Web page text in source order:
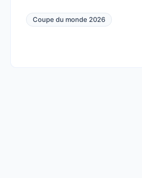
Coupe du monde 2026